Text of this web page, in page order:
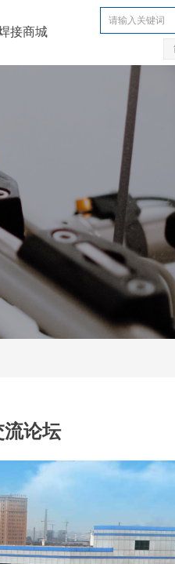
接商城
流论坛